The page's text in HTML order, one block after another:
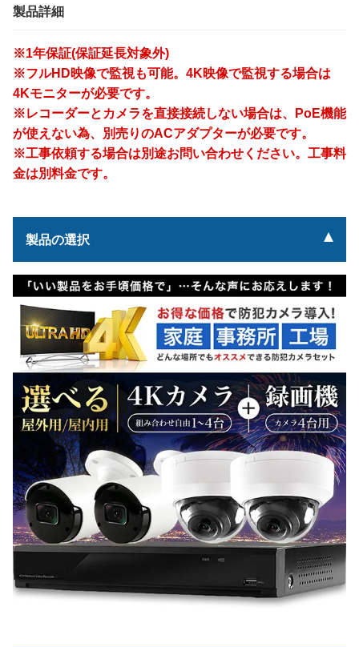
製品詳細
※1年保証(保証延長対象外)
※フルHD映像で監視も可能。4K映像で監視する場合は
4Kモニターが必要です。
※レコーダーとカメラを直接接続しない場合は、PoE機能
が使えない為、別売りのACアダプターが必要です。
※工事依頼する場合は別途お問い合わせください。工事料
金は別料金です。
製品の選択